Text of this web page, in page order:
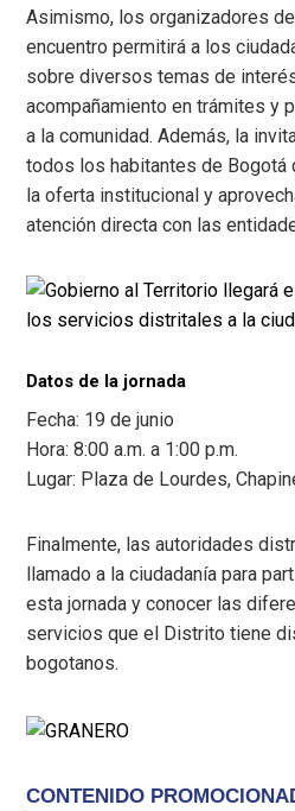
Asimismo, los organizadores
encuentro permitirá a los
sobre diversos temas de
acompañamiento en trámites y
a la comunidad. Además, la
todos los habitantes de Bogotá
la oferta institucional y
atención directa con las
Datos de la jornada
Fecha: 19 de junio
Hora: 8:00 a.m. a 1:00 p.m.
Lugar: Plaza de Lourdes,
Finalmente, las autoridades
llamado a la ciudadanía para
esta jornada y conocer las
servicios que el Distrito tiene
bogotanos.